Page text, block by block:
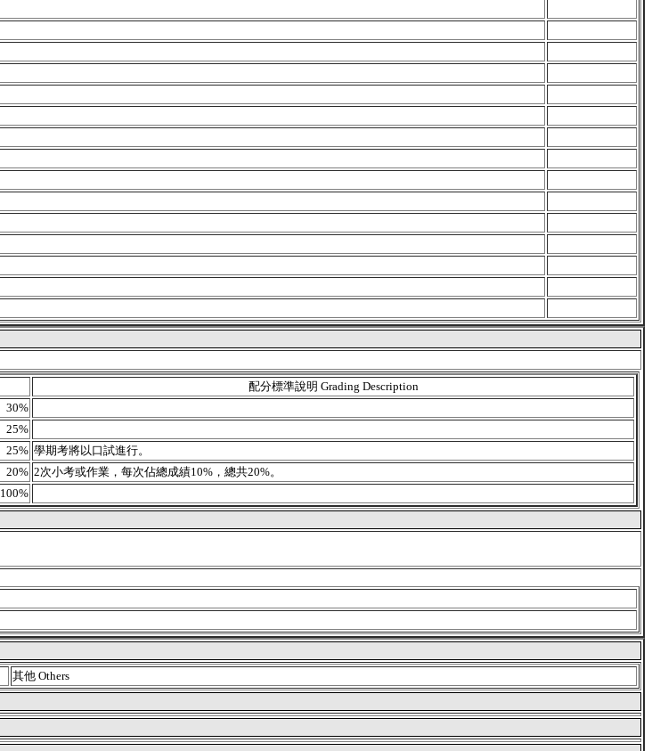
配分標準說明 Grading Description
30%
25%
25% 學期考將以口試進行。
20% 2次小考或作業，每次佔總成績10%，總共20%。
100%
其他 Others